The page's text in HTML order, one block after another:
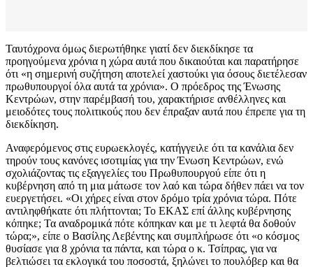
Ταυτόχρονα όμως διερωτήθηκε γιατί δεν διεκδίκησε τα
προηγούμενα χρόνια η χώρα αυτά που δικαιούται και παρατήρησε
ότι «η σημερινή συζήτηση αποτελεί χαστούκι για όσους διετέλεσαν
πρωθυπουργοί όλα αυτά τα χρόνια». Ο πρόεδρος της Ένωσης
Κεντρώων, στην παρέμβασή του, χαρακτήρισε ανθέλληνες και
μειοδότες τους πολιτικούς που δεν έπραξαν αυτά που έπρεπε για τη
διεκδίκηση.
Αναφερόμενος στις ευρωεκλογές, κατήγγειλε ότι τα κανάλια δεν
τηρούν τους κανόνες ισοτιμίας για την Ένωση Κεντρώων, ενώ
σχολιάζοντας τις εξαγγελίες του Πρωθυπουργού είπε ότι η
κυβέρνηση από τη μια μάτωσε τον λαό και τώρα δήθεν πάει να τον
ευεργετήσει. «Οι χήρες είναι στον δρόμο τρία χρόνια τώρα. Πότε
αντιληφθήκατε ότι πλήττονται; Το ΕΚΑΣ επί άλλης κυβέρνησης
κόπηκε; Τα αναδρομικά πότε κόπηκαν και με τι λεφτά θα δοθούν
τώρα;», είπε ο Βασίλης Λεβέντης και συμπλήρωσε ότι «ο κόσμος
θυσίασε για 8 χρόνια τα πάντα, και τώρα ο κ. Τσίπρας, για να
βελτιώσει τα εκλογικά του ποσοστά, ξηλώνει το πουλόβερ και θα